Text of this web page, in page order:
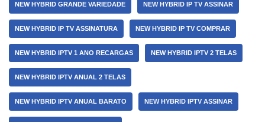
NEW HYBRID GRANDE VARIEDADE NEW HYBRID IP TV ASSINAR
NEW HYBRID IP TV ASSINATURA NEW HYBRID IP TV COMPRAR
NEW HYBRID IPTV 1 ANO RECARGAS NEW HYBRID IPTV 2 TELAS
NEW HYBRID IPTV ANUAL 2 TELAS
NEW HYBRID IPTV ANUAL BARATO NEW HYBRID IPTV ASSINAR